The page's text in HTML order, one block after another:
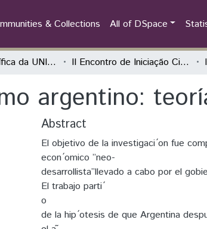
& Collections All of DSpace
Iniciação Científica da UNILA (IC) II Encontro de Iniciação Científica da Unila "Resultados em debate"
argentino:
Abstract
El objetivo de la investigaci ́on fue
econ ́omico ”neo-
desarrollista”llevado a cabo por el
El trabajo parti ́
o
de la hip ́otesis de que Argentina